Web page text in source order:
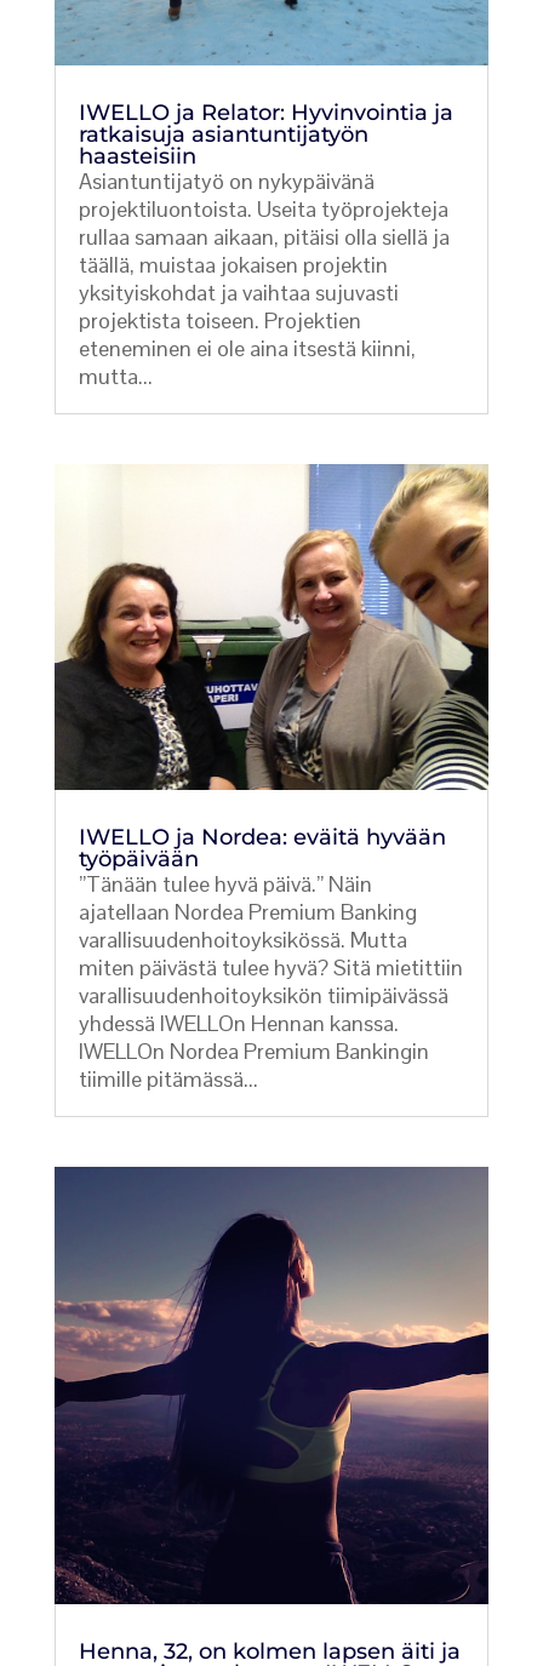
IWELLO ja Relator: Hyvinvointia ja
ratkaisuja asiantuntijatyön
haasteisiin
Asiantuntijatyö on nykypäivänä
projektiluontoista. Useita työprojekteja
rullaa samaan aikaan, pitäisi olla siellä ja
täällä, muistaa jokaisen projektin
yksityiskohdat ja vaihtaa sujuvasti
projektista toiseen. Projektien
eteneminen ei ole aina itsestä kiinni,
mutta...
IWELLO ja Nordea: eväitä hyvään
työpäivään
”Tänään tulee hyvä päivä.” Näin
ajatellaan Nordea Premium Banking
varallisuudenhoitoyksikössä. Mutta
miten päivästä tulee hyvä? Sitä mietittiin
varallisuudenhoitoyksikön tiimipäivässä
yhdessä IWELLOn Hennan kanssa.
IWELLOn Nordea Premium Bankingin
tiimille pitämässä...
Henna, 32, on kolmen lapsen äiti ja